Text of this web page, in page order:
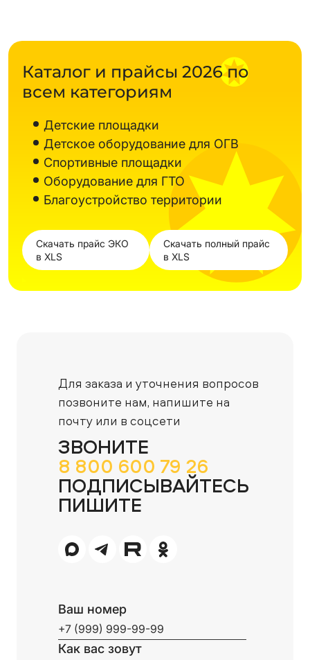
Каталог и прайсы 2026 по
всем категориям
Детские площадки
Детское оборудование для ОГВ
Спортивные площадки
Оборудование для ГТО
Благоустройство территории
Скачать прайс ЭКО
в XLS
Скачать полный прайс
в XLS
Для заказа и уточнения вопросов
позвоните нам, напишите на
почту или в соцсети
ЗВОНИТЕ
8 800 600 79 26
ПОДПИСЫВАЙТЕСЬ
ПИШИТЕ
Ваш номер
Как вас зовут